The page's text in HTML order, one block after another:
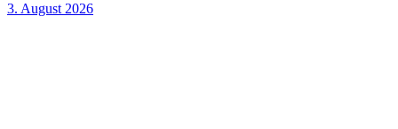
3. August 2026